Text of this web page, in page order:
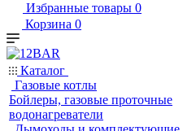
Избранные товары 0
Корзина 0
Каталог
Газовые котлы
Бойлеры, газовые проточные
водонагреватели